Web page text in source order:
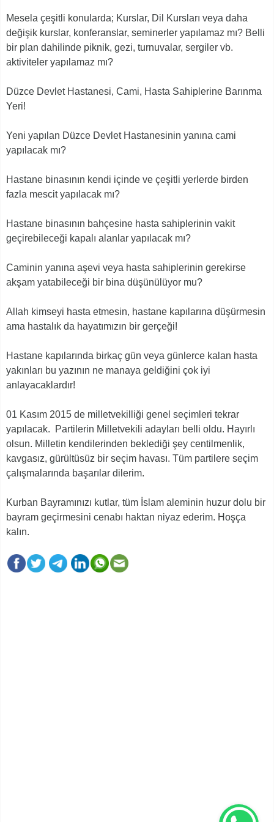
Mesela çeşitli konularda; Kurslar, Dil Kursları veya daha
değişik kurslar, konferanslar, seminerler yapılamaz mı? Belli
bir plan dahilinde piknik, gezi, turnuvalar, sergiler vb.
aktiviteler yapılamaz mı?
Düzce Devlet Hastanesi, Cami, Hasta Sahiplerine Barınma
Yeri!
Yeni yapılan Düzce Devlet Hastanesinin yanına cami
yapılacak mı?
Hastane binasının kendi içinde ve çeşitli yerlerde birden
fazla mescit yapılacak mı?
Hastane binasının bahçesine hasta sahiplerinin vakit
geçirebileceği kapalı alanlar yapılacak mı?
Caminin yanına aşevi veya hasta sahiplerinin gerekirse
akşam yatabileceği bir bina düşünülüyor mu?
Allah kimseyi hasta etmesin, hastane kapılarına düşürmesin
ama hastalık da hayatımızın bir gerçeği!
Hastane kapılarında birkaç gün veya günlerce kalan hasta
yakınları bu yazının ne manaya geldiğini çok iyi
anlayacaklardır!
01 Kasım 2015 de milletvekilliği genel seçimleri tekrar
yapılacak. Partilerin Milletvekili adayları belli oldu. Hayırlı
olsun. Milletin kendilerinden beklediği şey centilmenlik,
kavgasız, gürültüsüz bir seçim havası. Tüm partilere seçim
çalışmalarında başarılar dilerim.
Kurban Bayramınızı kutlar, tüm İslam aleminin huzur dolu bir
bayram geçirmesini cenabı haktan niyaz ederim. Hoşça
kalın.